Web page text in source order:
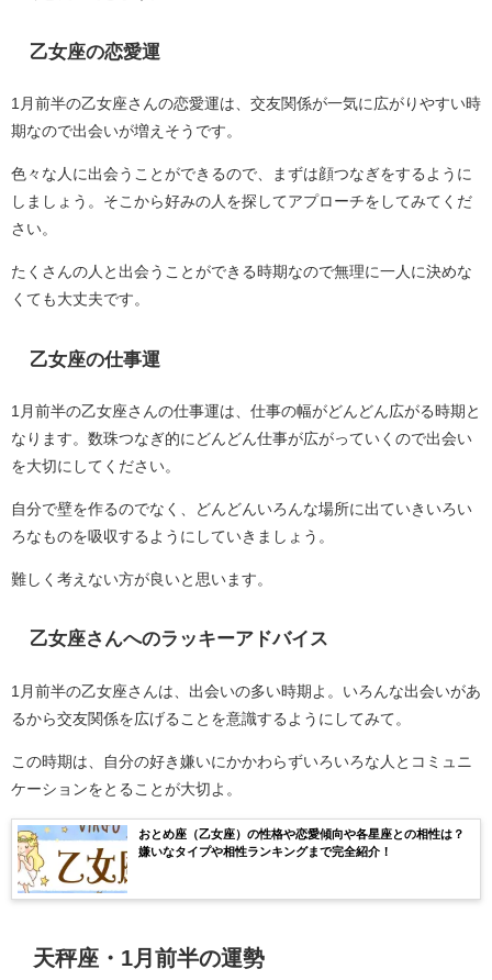
乙女座の恋愛運
1月前半の乙女座さんの恋愛運は、交友関係が一気に広がりやすい時
期なので出会いが増えそうです。
色々な人に出会うことができるので、まずは顔つなぎをするように
しましょう。そこから好みの人を探してアプローチをしてみてくだ
さい。
たくさんの人と出会うことができる時期なので無理に一人に決めな
くても大丈夫です。
乙女座の仕事運
1月前半の乙女座さんの仕事運は、仕事の幅がどんどん広がる時期と
なります。数珠つなぎ的にどんどん仕事が広がっていくので出会い
を大切にしてください。
自分で壁を作るのでなく、どんどんいろんな場所に出ていきいろい
ろなものを吸収するようにしていきましょう。
難しく考えない方が良いと思います。
乙女座さんへのラッキーアドバイス
1月前半の乙女座さんは、出会いの多い時期よ。いろんな出会いがあ
るから交友関係を広げることを意識するようにしてみて。
この時期は、自分の好き嫌いにかかわらずいろいろな人とコミュニ
ケーションをとることが大切よ。
おとめ座（乙女座）の性格や恋愛傾向や各星座との相性は？
嫌いなタイプや相性ランキングまで完全紹介！
天秤座・1月前半の運勢